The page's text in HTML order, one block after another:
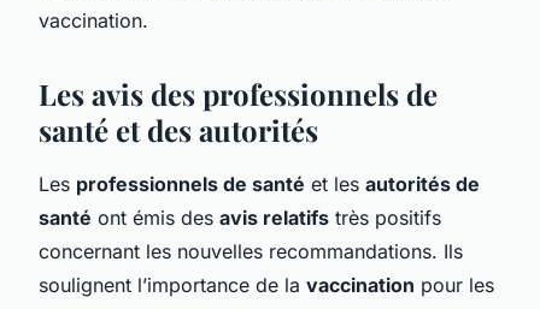
vaccination.
Les avis des professionnels de
santé et des autorités
Les professionnels de santé et les autorités de
santé ont émis des avis relatifs très positifs
concernant les nouvelles recommandations. Ils
soulignent l’importance de la vaccination pour les